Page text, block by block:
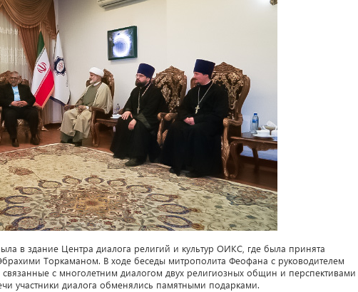
в здание Центра диалога религий и культур ОИКС, где была принята
Торкаманом. В ходе беседы митрополита Феофана с руководителем
с многолетним диалогом двух религиозных общин и перспективами
участники диалога обменялись памятными подарками.